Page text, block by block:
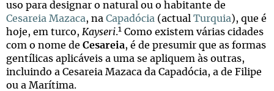
uso para designar o natural ou o habitante de
Cesareia Mazaca, na Capadócia (actual Turquia), que é
hoje, em turco, Kayseri.1 Como existem várias cidades
com o nome de Cesareia, é de presumir que as formas
gentílicas aplicáveis a uma se apliquem às outras,
incluindo a Cesareia Mazaca da Capadócia, a de Filipe
ou a Marítima.